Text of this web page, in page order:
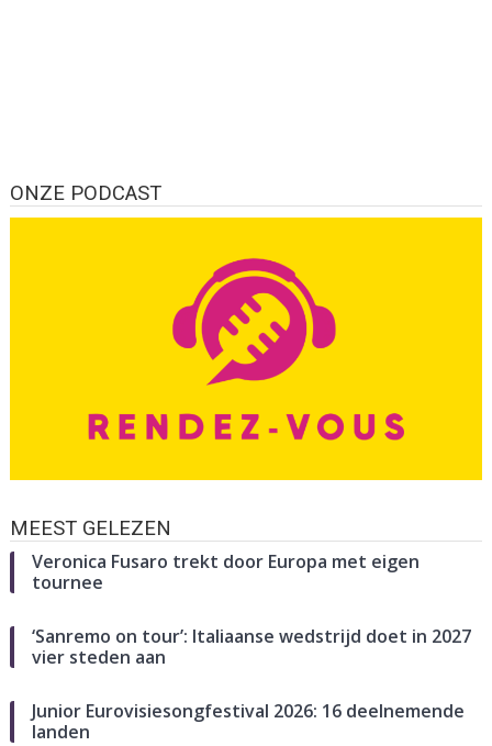
ONZE PODCAST
MEEST GELEZEN
Veronica Fusaro trekt door Europa met eigen
tournee
‘Sanremo on tour’: Italiaanse wedstrijd doet in 2027
vier steden aan
Junior Eurovisiesongfestival 2026: 16 deelnemende
landen